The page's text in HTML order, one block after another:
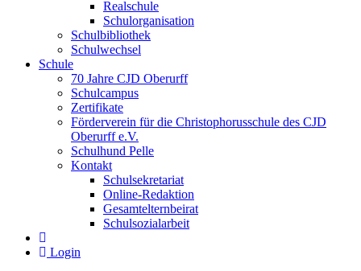
Realschule
Schulorganisation
Schulbibliothek
Schulwechsel
Schule
70 Jahre CJD Oberurff
Schulcampus
Zertifikate
Förderverein für die Christophorusschule des CJD
Oberurff e.V.
Schulhund Pelle
Kontakt
Schulsekretariat
Online-Redaktion
Gesamtelternbeirat
Schulsozialarbeit
Login